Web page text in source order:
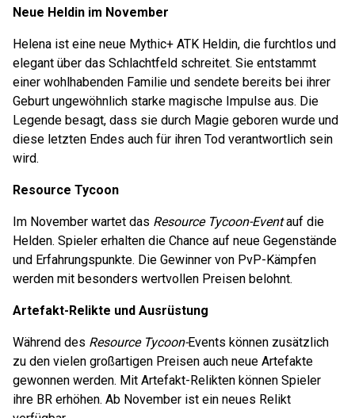
Neue Heldin im November
Helena ist eine neue Mythic+ ATK Heldin, die furchtlos und
elegant über das Schlachtfeld schreitet. Sie entstammt
einer wohlhabenden Familie und sendete bereits bei ihrer
Geburt ungewöhnlich starke magische Impulse aus. Die
Legende besagt, dass sie durch Magie geboren wurde und
diese letzten Endes auch für ihren Tod verantwortlich sein
wird.
Resource Tycoon
Im November wartet das Resource Tycoon-Eventauf die
Helden. Spieler erhalten die Chance auf neue Gegenstände
und Erfahrungspunkte. Die Gewinner von PvP-Kämpfen
werden mit besonders wertvollen Preisen belohnt.
Artefakt-Relikte und Ausrüstung
Während des Resource Tycoon-Events können zusätzlich
zu den vielen großartigen Preisen auch neue Artefakte
gewonnen werden. Mit Artefakt-Relikten können Spieler
ihre BR erhöhen. Ab November ist ein neues Relikt